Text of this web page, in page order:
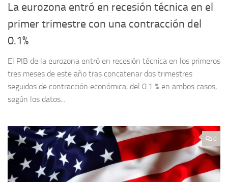
La eurozona entró en recesión técnica en el
primer trimestre con una contracción del
0.1%
El PIB de la eurozona entró en recesión técnica en los primeros
tres meses de este año tras concatenar dos trimestres
seguidos de contracción económica, del 0.1 % en ambos casos,
según los datos...
0